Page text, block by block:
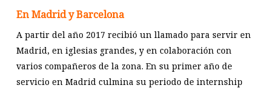
En Madrid y Barcelona
A partir del año 2017 recibió un llamado para servir en
Madrid, en iglesias grandes, y en colaboración con
varios compañeros de la zona. En su primer año de
servicio en Madrid culmina su periodo de internship